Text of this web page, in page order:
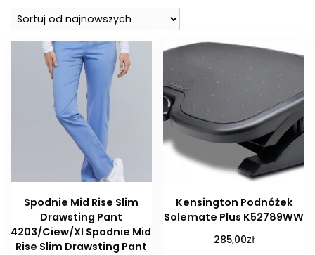
najnowszych
Spodnie Mid Rise Slim
Drawsting Pant
4203/Ciew/Xl Spodnie Mid
Rise Slim Drawsting Pant
Kensington Podnóżek
Solemate Plus K52789WW
285,00zł